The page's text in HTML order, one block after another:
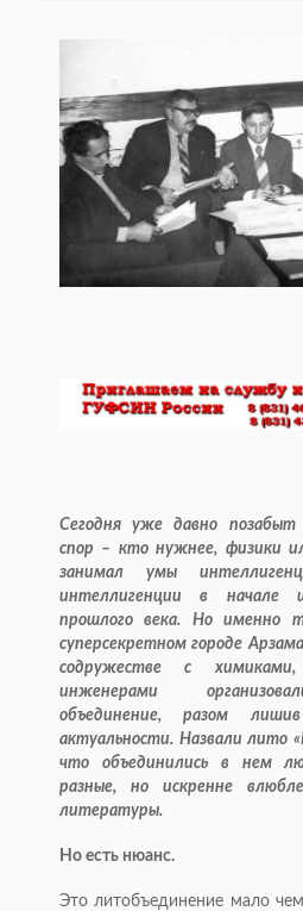
Сегодня уже давно
спор – кто нужнее, физики
занимал умы
интеллигенции в начале
прошлого века. Но именно
суперсекретном городе
содружестве с
инженерами
объединение, разом
актуальности. Назвали лито
что объединились в нем
разные, но искренне
литературы.
Но есть нюанс.
Это литобъединение мало